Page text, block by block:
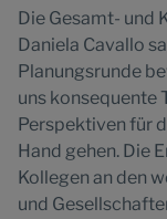
Die Gesamt- und
Daniela Cavallo
Planungsrunde
uns konsequente
Perspektiven für
Hand gehen. Die
Kollegen an den
und